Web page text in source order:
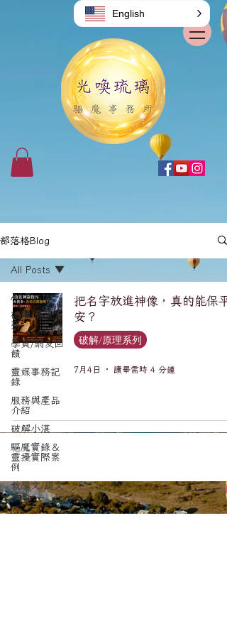
部落格Blog
All Posts
破解/原理系
列
學員/網友回
饋
靈媒事務記
錄
服務與產品
介紹
破解小湛
驅魔實錄＆
靈擾實際案
例
教學文/疏文
表格
All Posts
把名字放進神像，真的能保平
安？
破解/原理系列
7月4日 讀畢需時 4 分鐘
English